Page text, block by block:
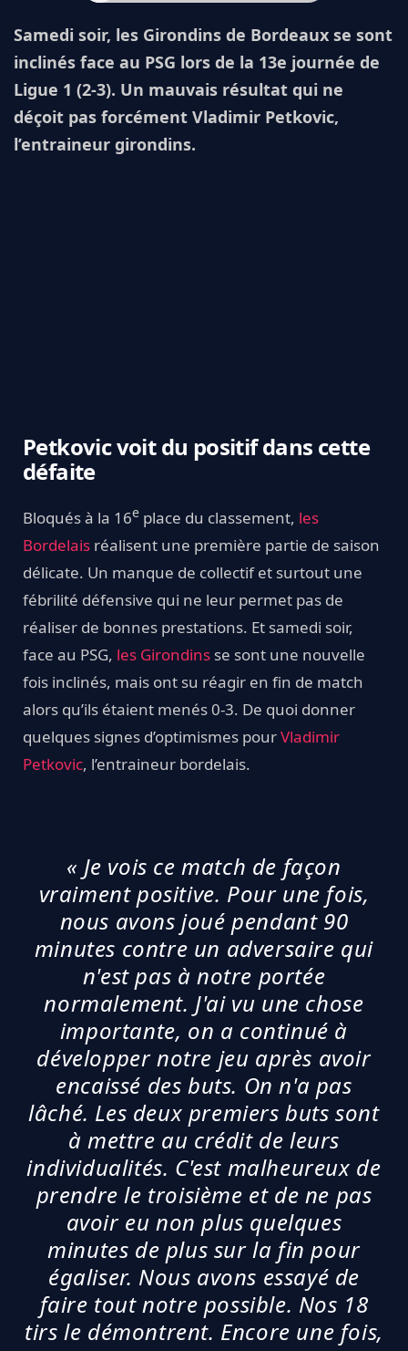
Samedi soir, les Girondins de Bordeaux se sont
inclinés face au PSG lors de la 13e journée de
Ligue 1 (2-3). Un mauvais résultat qui ne
déçoit pas forcément Vladimir Petkovic,
l’entraineur girondins.
Petkovic voit du positif dans cette
défaite
Bloqués à la 16e place du classement, les
Bordelais réalisent une première partie de saison
délicate. Un manque de collectif et surtout une
fébrilité défensive qui ne leur permet pas de
réaliser de bonnes prestations. Et samedi soir,
face au PSG, les Girondins se sont une nouvelle
fois inclinés, mais ont su réagir en fin de match
alors qu’ils étaient menés 0-3. De quoi donner
quelques signes d’optimismes pourVladimir
Petkovic, l’entraineur bordelais.
« Je vois ce match de façon
vraiment positive. Pour une fois,
nous avons joué pendant 90
minutes contre un adversaire qui
n'est pas à notre portée
normalement. J'ai vu une chose
importante, on a continué à
développer notre jeu après avoir
encaissé des buts. On n'a pas
lâché. Les deux premiers buts sont
à mettre au crédit de leurs
individualités. C'est malheureux de
prendre le troisième et de ne pas
avoir eu non plus quelques
minutes de plus sur la fin pour
égaliser. Nous avons essayé de
faire tout notre possible. Nos 18
tirs le démontrent. Encore une fois,